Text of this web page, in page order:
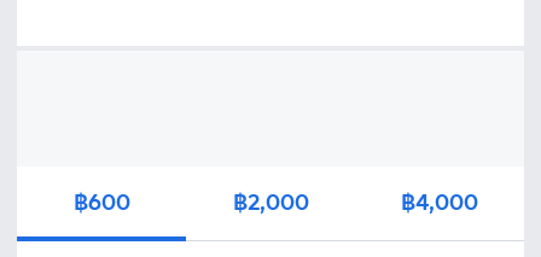
฿600 ฿2,000 ฿4,000